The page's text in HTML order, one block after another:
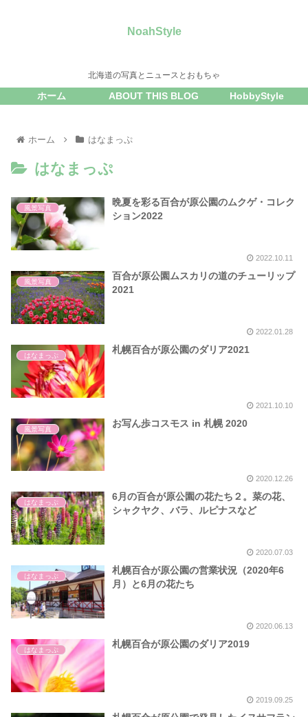
NoahStyle
北海道の写真とニュースとおもちゃ
ホーム ABOUT THIS BLOG HobbyStyle
ホーム はなまっぷ
はなまっぷ
風景写真
晩夏を彩る百合が原公園のムクゲ・コレク
ション2022
2022.10.11
風景写真
百合が原公園ムスカリの道のチューリップ
2021
2022.01.28
はなまっぷ
札幌百合が原公園のダリア2021
2021.10.10
風景写真
お写ん歩コスモス in 札幌 2020
2020.12.26
はなまっぷ
6月の百合が原公園の花たち２。菜の花、
シャクヤク、バラ、ルピナスなど
2020.07.03
はなまっぷ
札幌百合が原公園の営業状況（2020年6
月）と6月の花たち
2020.06.13
はなまっぷ
札幌百合が原公園のダリア2019
2019.09.25